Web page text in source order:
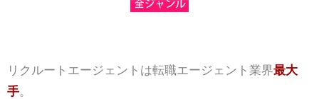
リクルートエージェントは転職エージェント業界最大
手。